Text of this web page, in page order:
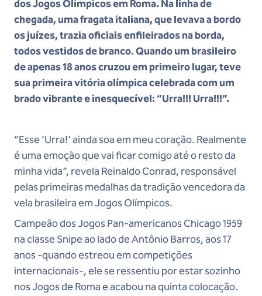
dos Jogos Olímpicos em Roma. Na linha de
chegada, uma fragata italiana, que levava a bordo
os juízes, trazia oficiais enfileirados na borda,
todos vestidos de branco. Quando um brasileiro
de apenas 18 anos cruzou em primeiro lugar, teve
sua primeira vitória olímpica celebrada com um
brado vibrante e inesquecível: “Urra!!! Urra!!!”.
“Esse ‘Urra!’ ainda soa em meu coração. Realmente
é uma emoção que vai ficar comigo até o resto da
minha vida”, revela Reinaldo Conrad, responsável
pelas primeiras medalhas da tradição vencedora da
vela brasileira em Jogos Olímpicos.
Campeão dos Jogos Pan-americanos Chicago 1959
na classe Snipe ao lado de Antônio Barros, aos 17
anos -quando estreou em competições
internacionais-, ele se ressentiu por estar sozinho
nos Jogos de Roma e acabou na quinta colocação.